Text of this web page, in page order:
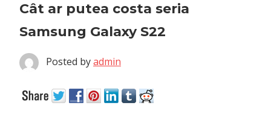
Cât ar putea costa seria
Samsung Galaxy S22
Posted byadmin